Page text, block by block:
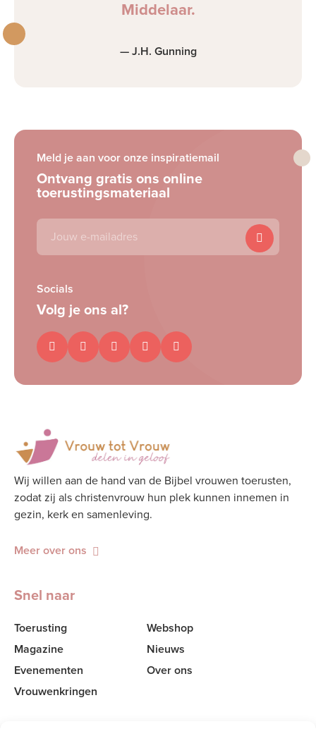
Middelaar.
— J.H. Gunning
Meld je aan voor onze inspiratiemail
Ontvang gratis ons online
toerustingsmateriaal
E-
mailadres
Socials
Volg je ons al?
Wij willen aan de hand van de Bijbel vrouwen toerusten,
zodat zij als christenvrouw hun plek kunnen innemen in
gezin, kerk en samenleving.
Meer over ons
Snel naar
Toerusting
Magazine
Evenementen
Vrouwenkringen
Webshop
Nieuws
Over ons